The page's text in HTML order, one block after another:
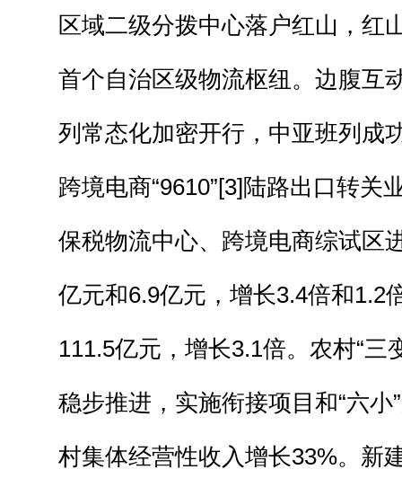
区域二级分拨中心落户红山，红
首个自治区级物流枢纽。边腹互
列常态化加密开行，中亚班列成
跨境电商“9610”[3]陆路出口转关
保税物流中心、跨境电商综试区
亿元和6.9亿元，增长3.4倍和1.2
111.5亿元，增长3.1倍。农村“三
稳步推进，实施衔接项目和“六小
村集体经营性收入增长33%。新